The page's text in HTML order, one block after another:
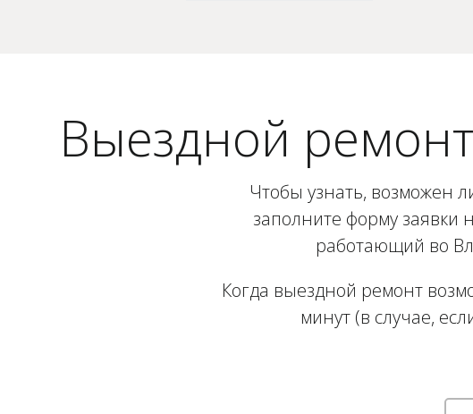
Выездной
Чтобы узнать, возможен
заполните форму заявки
работающий во
Когда выездной ремонт
минут (в случае,